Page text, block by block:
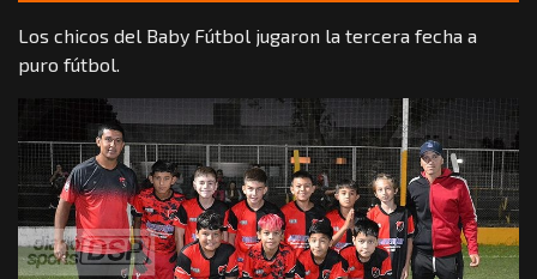
Los chicos del Baby Fútbol jugaron la tercera fecha a
puro fútbol.